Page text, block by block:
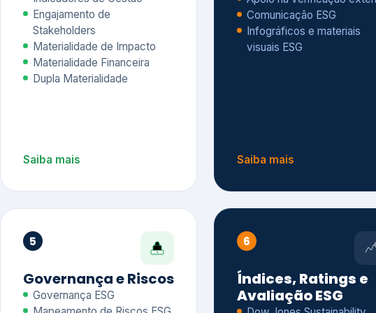
Materialidade Financeira
Dupla Materialidade
5
Governança ESG
Mapeamento de Riscos ESG
Due diligenceESG
Integração ESG aos Riscos
Corporativos
Avaliação ESG
Index – DJSI / CSA
ISE B3
Carbon Disclosure Project –